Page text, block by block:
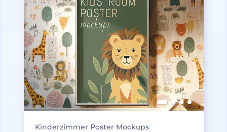
Kinderzimmer Poster Mockups